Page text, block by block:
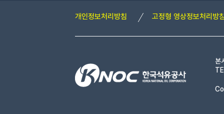
개인정보처리방침 고정형 영상정보처리방
본